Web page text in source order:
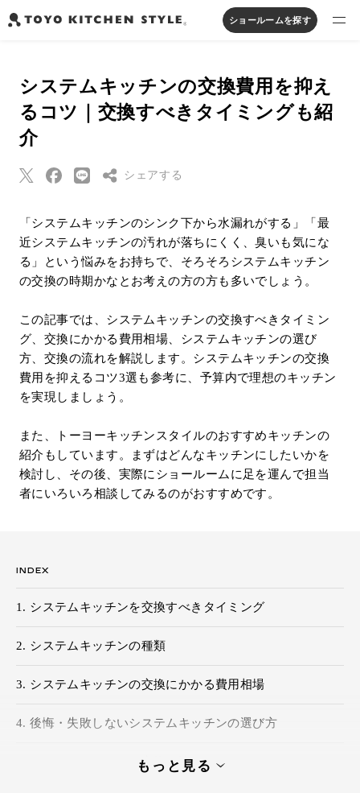
オープンキッチン アイランドキッチン
ペニンシュラキッチン 壁付けキッチン 対面キッチン
システムキッチン
家具・照明・タイル
バス・洗面
実例から探す
オンラインストア
お知らせ
カタログを見る
よくあるご質問
お問い合わせ
サポート
JP
CN
オンライン見積もり ショールームを探す
ショールームを探す
システムキッチンの交換費用を抑え
るコツ｜交換すべきタイミングも紹
介
シェアする
Threads
Pinterest
はてなブックマー
ク
Eメールで送信
URLをコピー
「システムキッチンのシンク下から水漏れがする」「最
近システムキッチンの汚れが落ちにくく、臭いも気にな
る」という悩みをお持ちで、そろそろシステムキッチン
の交換の時期かなとお考えの方の方も多いでしょう。
この記事では、システムキッチンの交換すべきタイミン
グ、交換にかかる費用相場、システムキッチンの選び
方、交換の流れを解説します。システムキッチンの交換
費用を抑えるコツ3選も参考に、予算内で理想のキッチン
を実現しましょう。
また、トーヨーキッチンスタイルのおすすめキッチンの
紹介もしています。まずはどんなキッチンにしたいかを
検討し、その後、実際にショールームに足を運んで担当
者にいろいろ相談してみるのがおすすめです。
INDEX
システムキッチンを交換すべきタイミング
システムキッチンの種類
システムキッチンの交換にかかる費用相場
後悔・失敗しないシステムキッチンの選び方
システムキッチンの交換の流れ
もっと見る